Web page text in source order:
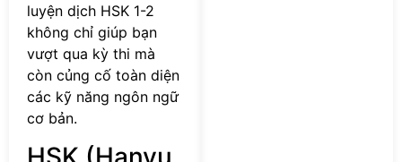
luyện dịch HSK 1-2
không chỉ giúp bạn
vượt qua kỳ thi mà
còn củng cố toàn diện
các kỹ năng ngôn ngữ
cơ bản.